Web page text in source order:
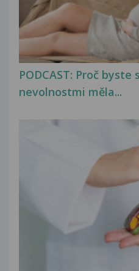
PODCAST: Proč
nevolnostmi měla...